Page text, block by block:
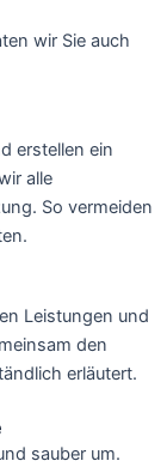
wir Sie auch
erstellen ein
alle
So vermeiden
Leistungen und
den
erläutert.
sauber um.